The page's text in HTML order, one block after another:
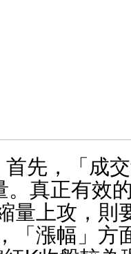
先，「成
真正有效
量上攻，則
「漲幅」方